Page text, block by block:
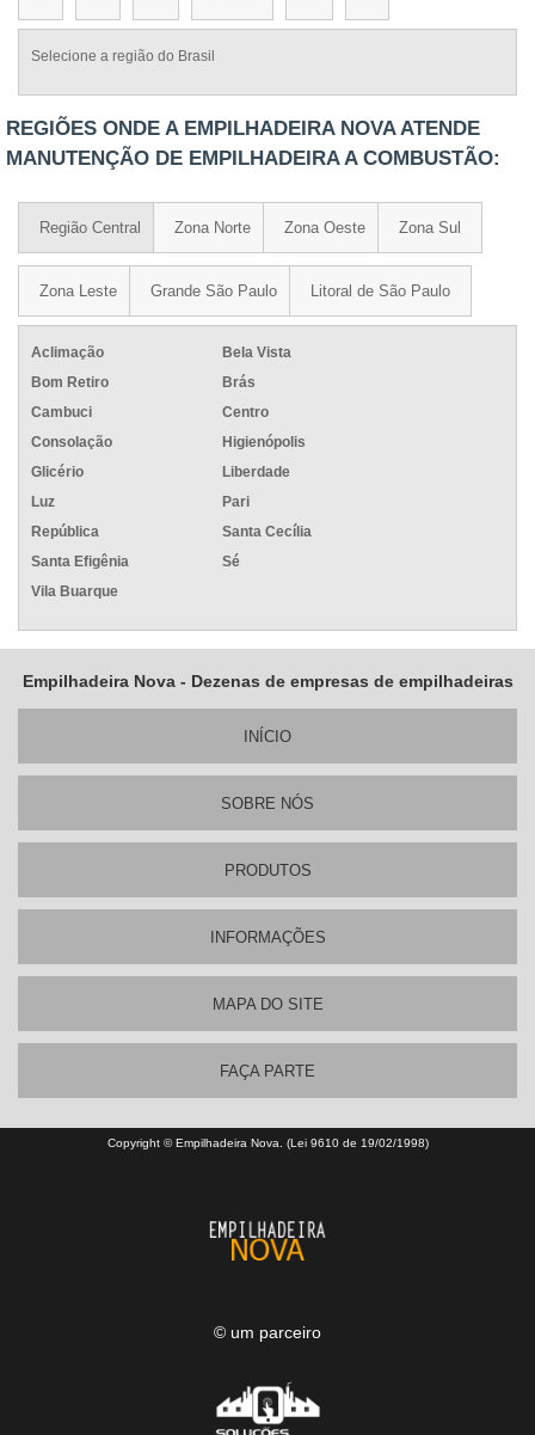
Selecione a região do Brasil
REGIÕES ONDE A EMPILHADEIRA NOVA ATENDE
MANUTENÇÃO DE EMPILHADEIRA A COMBUSTÃO:
Região Central Zona Norte Zona Oeste Zona Sul
Zona Leste Grande São Paulo Litoral de São Paulo
Aclimação
Bela Vista
Bom Retiro
Brás
Cambuci
Centro
Consolação
Higienópolis
Glicério
Liberdade
Luz
Pari
República
Santa Cecília
Santa Efigênia
Sé
Vila Buarque
Empilhadeira Nova - Dezenas de empresas de empilhadeiras
INÍ­CIO
SOBRE NÓS
PRODUTOS
INFORMAÇÕES
MAPA DO SITE
FAÇA PARTE
Copyright © Empilhadeira Nova. (Lei 9610 de 19/02/1998)
© um parceiro